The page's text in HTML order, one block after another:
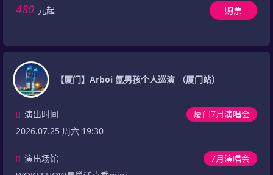
480 元起 购票
【厦门】Arboi 氩男孩个人巡演 （厦门站）
厦门7月演唱会
演出时间
2026.07.25 周六 19:30
7月演唱会
演出场馆